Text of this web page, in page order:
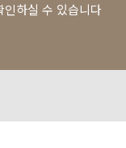
인하실 수 있습니다